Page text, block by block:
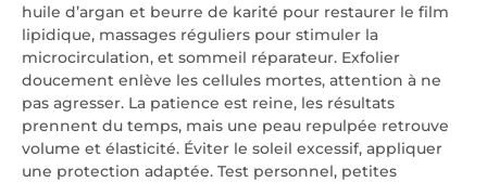
huile d’argan et beurre de karité pour restaurer le film
lipidique, massages réguliers pour stimuler la
microcirculation, et sommeil réparateur. Exfolier
doucement enlève les cellules mortes, attention à ne
pas agresser. La patience est reine, les résultats
prennent du temps, mais une peau repulpée retrouve
volume et élasticité. Éviter le soleil excessif, appliquer
une protection adaptée. Test personnel, petites